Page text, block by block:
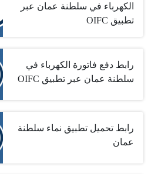
الكهرباء في سلطنة عمان عبر
تطبيق OIFC
رابط دفع فاتورة الكهرباء في
سلطنة عمان عبر تطبيق OIFC
رابط تحميل تطبيق نماء سلطنة
عمان